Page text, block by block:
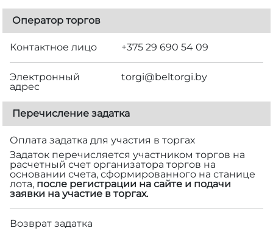
Оператор торгов
Контактное лицо +375 29 690 54 09
Электронный
адрес
torgi@beltorgi.by
Перечисление задатка
Оплата задатка для участия в торгах
Задаток перечисляется участником торгов на
расчетный счет организатора торгов на
основании счета, сформированного на станице
лота, после регистрации на сайте и подачи
заявки на участие в торгах.
Возврат задатка